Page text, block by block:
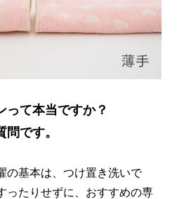
って本当ですか？
です。
の基本は、つけ置き洗いで
ったりせずに、おすすめの専